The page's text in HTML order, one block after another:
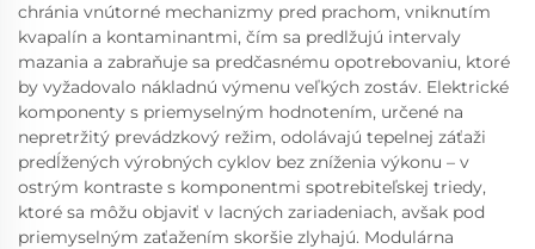
chránia vnútorné mechanizmy pred prachom, vniknutím
kvapalín a kontaminantmi, čím sa predlžujú intervaly
mazania a zabraňuje sa predčasnému opotrebovaniu, ktoré
by vyžadovalo nákladnú výmenu veľkých zostáv. Elektrické
komponenty s priemyselným hodnotením, určené na
nepretržitý prevádzkový režim, odolávajú tepelnej záťaži
predĺžených výrobných cyklov bez zníženia výkonu – v
ostrým kontraste s komponentmi spotrebiteľskej triedy,
ktoré sa môžu objaviť v lacných zariadeniach, avšak pod
priemyselným zaťažením skoršie zlyhajú. Modulárna